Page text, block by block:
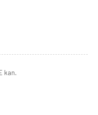
kan.